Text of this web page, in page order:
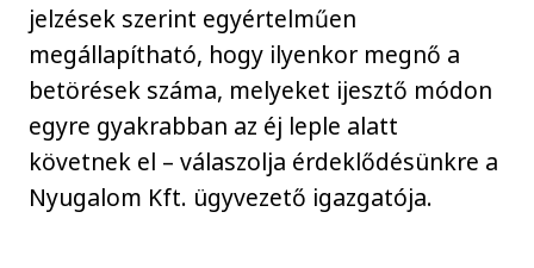
jelzések szerint egyértelműen
megállapítható, hogy ilyenkor megnő a
betörések száma, melyeket ijesztő módon
egyre gyakrabban az éj leple alatt
követnek el – válaszolja érdeklődésünkre a
Nyugalom Kft. ügyvezető igazgatója.